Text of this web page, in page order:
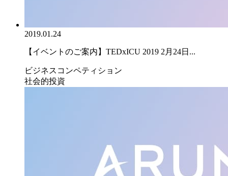
2019.01.24
【イベントのご案内】TEDxICU 2019 2月24日...
ビジネスコンペティション
社会的投資